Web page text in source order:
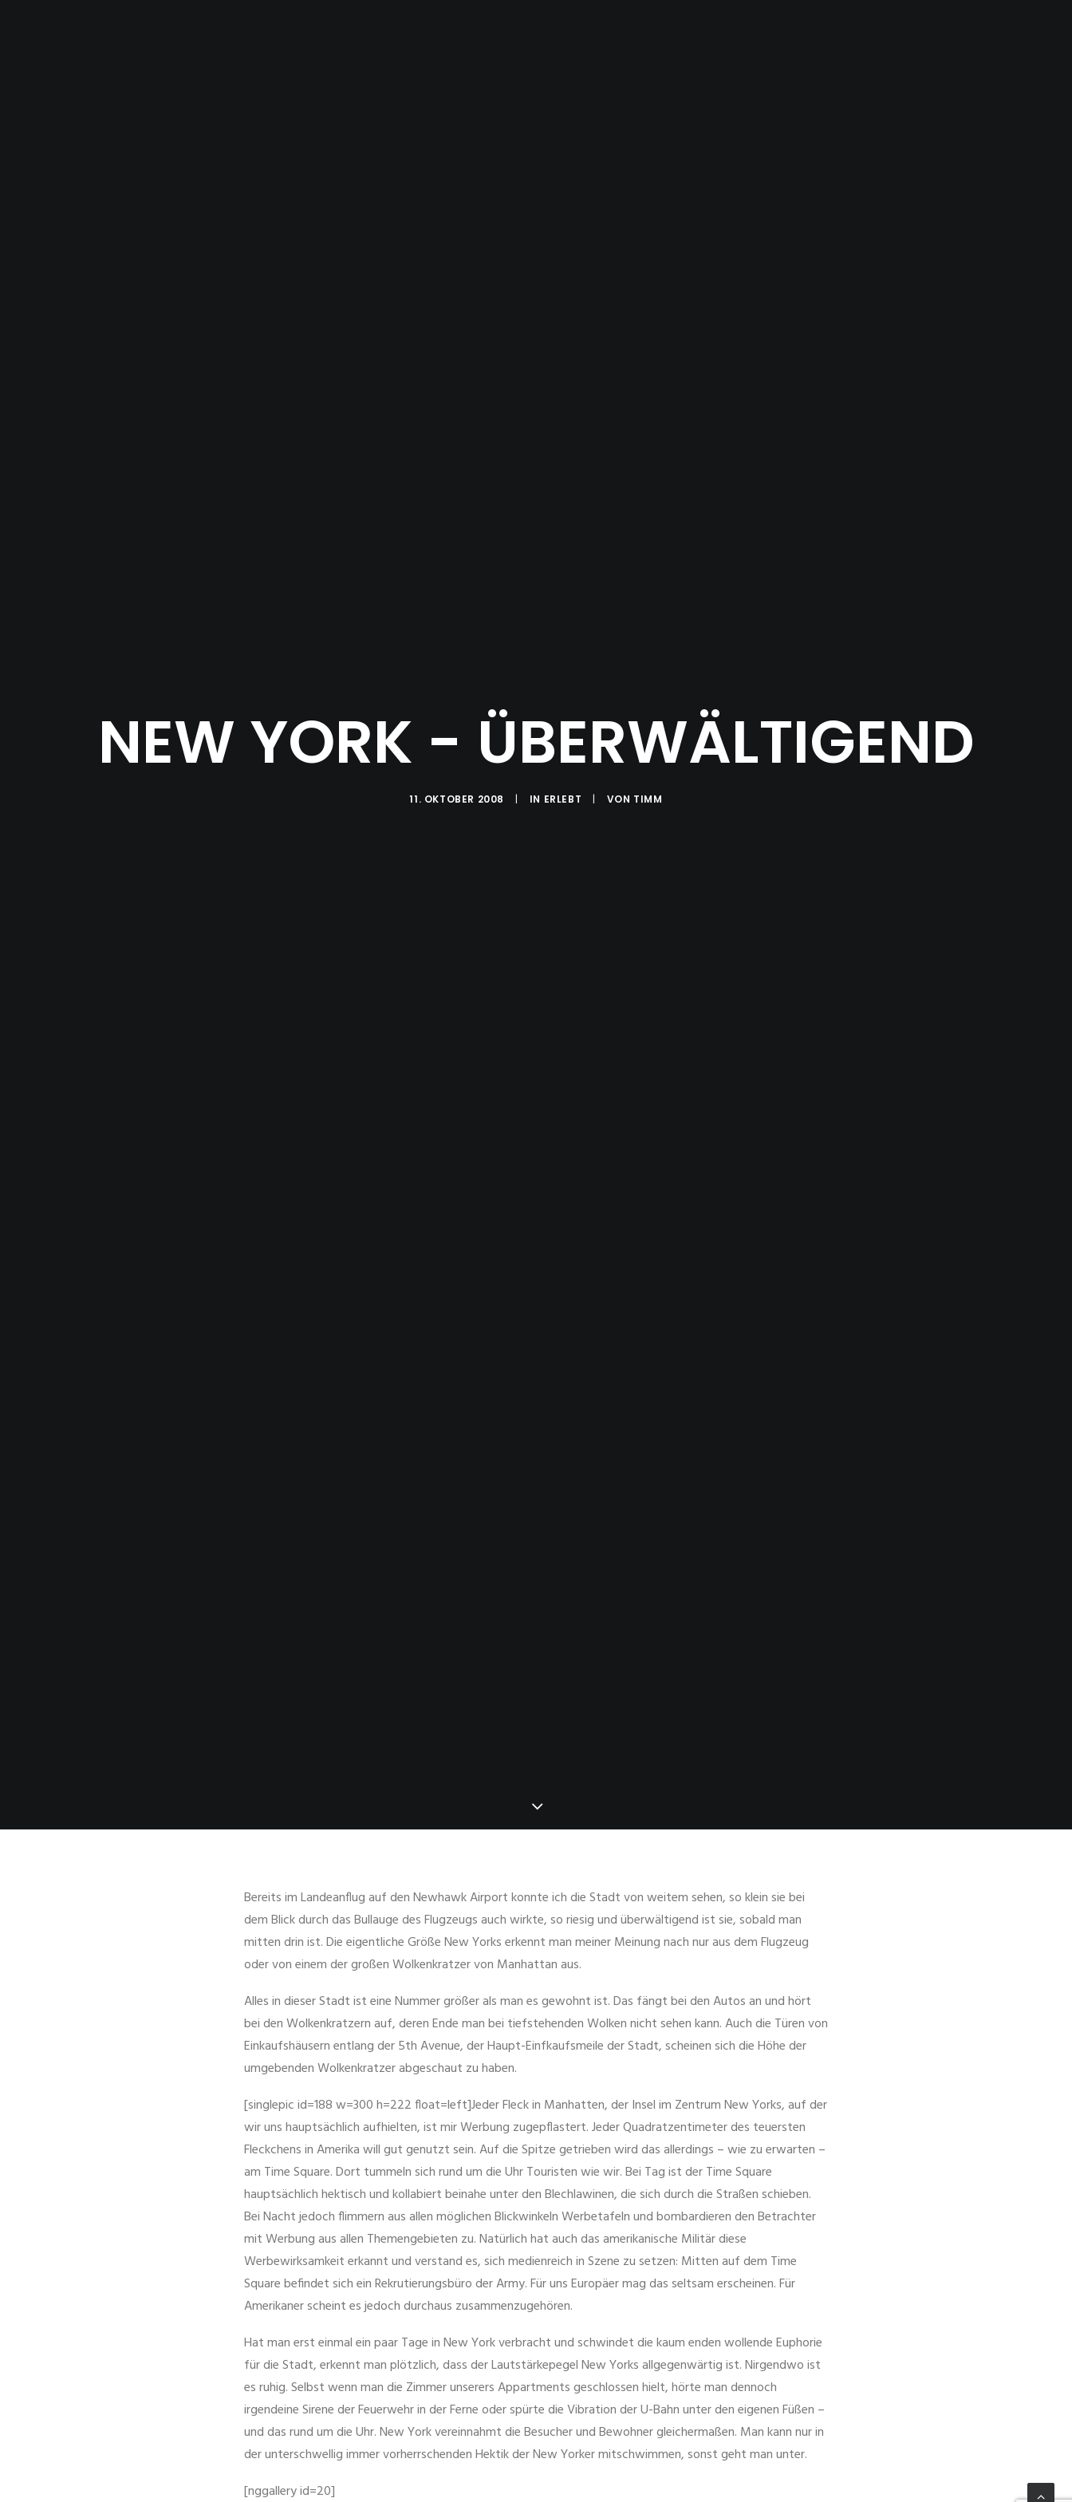
NEW YORK - ÜBERWÄLTIGEND
11. OKTOBER 2008 | IN ERLEBT | VON TIMM
Bereits im Landeanflug auf den Newhawk Airport konnte ich die Stadt von weitem sehen, so klein sie bei
dem Blick durch das Bullauge des Flugzeugs auch wirkte, so riesig und überwältigend ist sie, sobald man
mitten drin ist. Die eigentliche Größe New Yorks erkennt man meiner Meinung nach nur aus dem Flugzeug
oder von einem der großen Wolkenkratzer von Manhattan aus.
Alles in dieser Stadt ist eine Nummer größer als man es gewohnt ist. Das fängt bei den Autos an und hört
bei den Wolkenkratzern auf, deren Ende man bei tiefstehenden Wolken nicht sehen kann. Auch die Türen von
Einkaufshäusern entlang der 5th Avenue, der Haupt-Einfkaufsmeile der Stadt, scheinen sich die Höhe der
umgebenden Wolkenkratzer abgeschaut zu haben.
[singlepic id=188 w=300 h=222 float=left]Jeder Fleck in Manhatten, der Insel im Zentrum New Yorks, auf der
wir uns hauptsächlich aufhielten, ist mir Werbung zugepflastert. Jeder Quadratzentimeter des teuersten
Fleckchens in Amerika will gut genutzt sein. Auf die Spitze getrieben wird das allerdings – wie zu erwarten –
am Time Square. Dort tummeln sich rund um die Uhr Touristen wie wir. Bei Tag ist der Time Square
hauptsächlich hektisch und kollabiert beinahe unter den Blechlawinen, die sich durch die Straßen schieben.
Bei Nacht jedoch flimmern aus allen möglichen Blickwinkeln Werbetafeln und bombardieren den Betrachter
mit Werbung aus allen Themengebieten zu. Natürlich hat auch das amerikanische Militär diese
Werbewirksamkeit erkannt und verstand es, sich medienreich in Szene zu setzen: Mitten auf dem Time
Square befindet sich ein Rekrutierungsbüro der Army. Für uns Europäer mag das seltsam erscheinen. Für
Amerikaner scheint es jedoch durchaus zusammenzugehören.
Hat man erst einmal ein paar Tage in New York verbracht und schwindet die kaum enden wollende Euphorie
für die Stadt, erkennt man plötzlich, dass der Lautstärkepegel New Yorks allgegenwärtig ist. Nirgendwo ist
es ruhig. Selbst wenn man die Zimmer unserers Appartments geschlossen hielt, hörte man dennoch
irgendeine Sirene der Feuerwehr in der Ferne oder spürte die Vibration der U-Bahn unter den eigenen Füßen –
und das rund um die Uhr. New York vereinnahmt die Besucher und Bewohner gleichermaßen. Man kann nur in
der unterschwellig immer vorherrschenden Hektik der New Yorker mitschwimmen, sonst geht man unter.
[nggallery id=20]